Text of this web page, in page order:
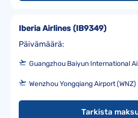
Päivämäärä:
Iberia Airlines (IB9349)
Guangzhou Baiyun International
Wenzhou Yongqiang Airport (WNZ)
Tarkista